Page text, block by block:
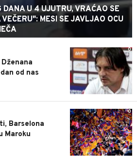
U 4 UJUTRU, VRAĆAO SE
MESI SE JAVLJAO OCU
0
od nas
0
Barselona
Maroku